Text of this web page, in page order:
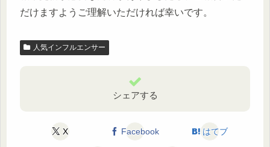
だけますようご理解いただければ幸いです。
人気インフルエンサー
シェアする
X Facebook はてブ